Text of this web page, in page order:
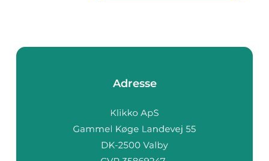
Adresse